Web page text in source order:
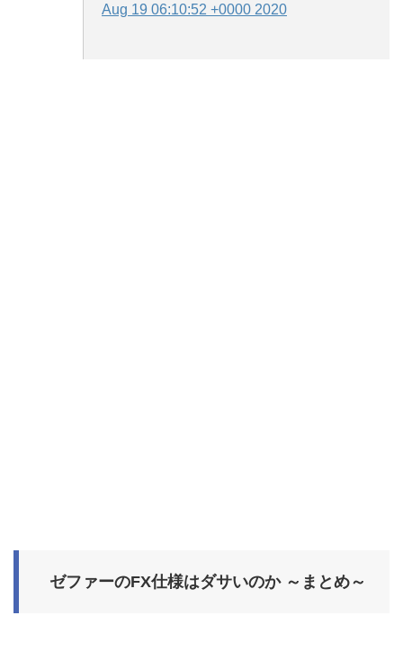
Aug 19 06:10:52 +0000 2020
ゼファーのFX仕様はダサいのか ～まとめ～